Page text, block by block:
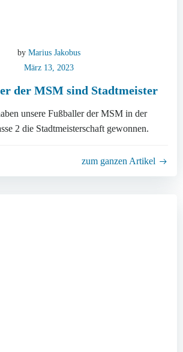
by Marius Jakobus
März 13, 2023
der MSM sind Stadtmeister
unsere Fußballer der MSM in der
2 die Stadtmeisterschaft gewonnen.
zum ganzen Artikel